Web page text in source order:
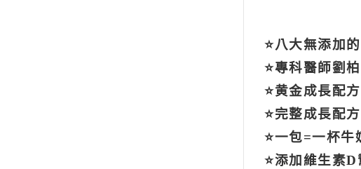
⭐八大無添加
⭐專科醫師劉
⭐黄金成長配
⭐完整成長配
⭐一包=一杯牛
⭐添加維生素